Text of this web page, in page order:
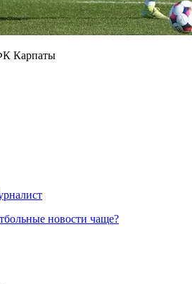
Карпаты
новости чаще?